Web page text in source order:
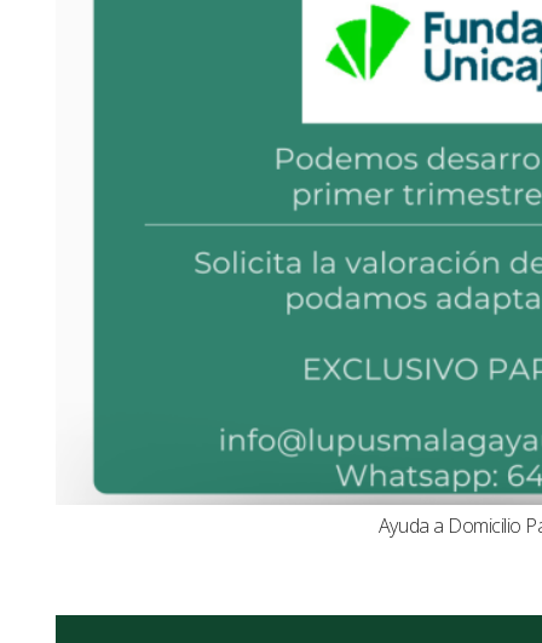
Ayuda a Domicilio